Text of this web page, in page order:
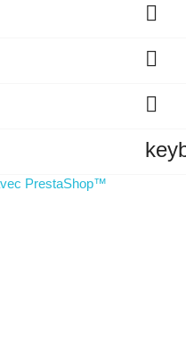



PrestaShop™